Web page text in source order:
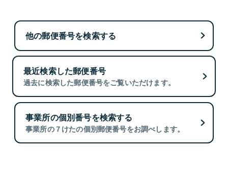
他の郵便番号を検索する
最近検索した郵便番号
過去に検索した郵便番号をご覧いただけます。
事業所の個別番号を検索する
事業所の７けたの個別郵便番号をお調べします。